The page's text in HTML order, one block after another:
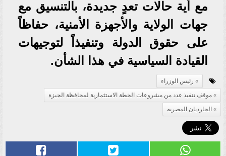
مع أية حالات تعدٍ جديدة، بالتنسيق مع
جهات الولاية والأجهزة الأمنية، حفاظاً
على حقوق الدولة وتنفيذاً لتوجيهات
القيادة السياسية في هذا الشأن.
رئيس الوزراء
موقف تنفيذ عدد من مشروعات الخطة الاستثمارية لمحافظة الجيزة
الجارديان المصريه